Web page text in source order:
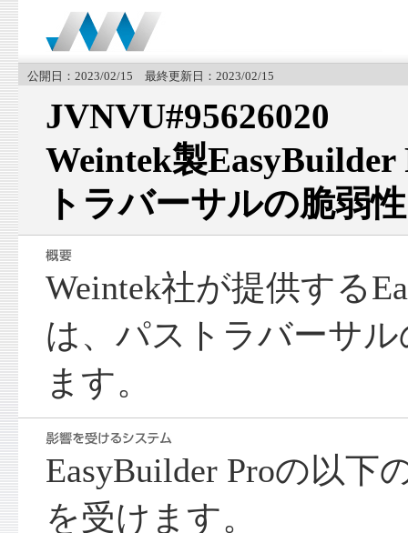
公開日：2023/02/15 最終更新日：2023/02/15
JVNVU#95626020
Weintek製
トラバーサルの脆弱性
Weintek社が提供する
は、パストラバーサ
ます。
EasyBuilder Proの以下
を受けます。